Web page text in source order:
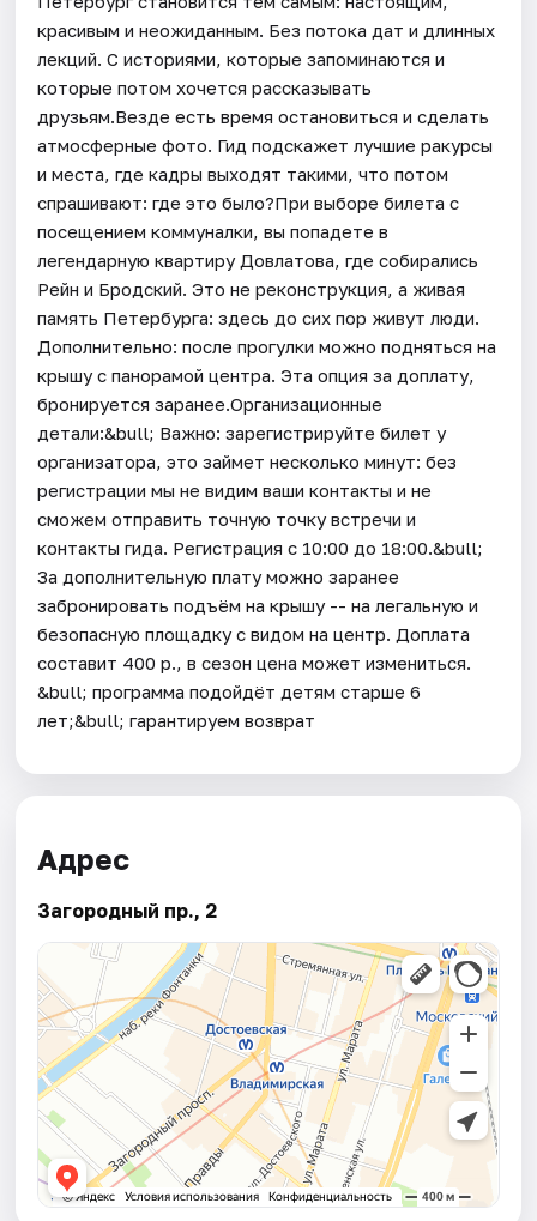
красивым и неожиданным. Без потока дат и длинных
лекций. С историями, которые запоминаются и
которые потом хочется рассказывать
друзьям.Везде есть время остановиться и сделать
атмосферные фото. Гид подскажет лучшие ракурсы
и места, где кадры выходят такими, что потом
спрашивают: где это было?При выборе билета с
посещением коммуналки, вы попадете в
легендарную квартиру Довлатова, где собирались
Рейн и Бродский. Это не реконструкция, а живая
память Петербурга: здесь до сих пор живут люди.
Дополнительно: после прогулки можно подняться на
крышу с панорамой центра. Эта опция за доплату,
бронируется заранее.Организационные
детали:&bull; Важно: зарегистрируйте билет у
организатора, это займет несколько минут: без
регистрации мы не видим ваши контакты и не
сможем отправить точную точку встречи и
контакты гида. Регистрация с 10:00 до 18:00.&bull;
За дополнительную плату можно заранее
забронировать подъём на крышу -- на легальную и
безопасную площадку с видом на центр. Доплата
составит 400 р., в сезон цена может измениться.
&bull; программа подойдёт детям старше 6
лет;&bull; гарантируем возврат
Адрес
Загородный пр., 2